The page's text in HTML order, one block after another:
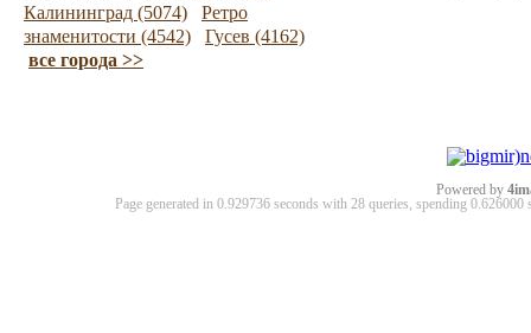
Калининград (5074)
Ретро
знаменитости (4542)
Гусев (4162)
все города >>
Powered by
Page generated in 0.929736 seconds with 28 queries, spending